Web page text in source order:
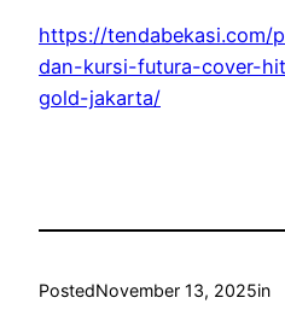
https://tendabekasi.com/
dan-kursi-futura-cover-
gold-jakarta/
PostedNovember 13, 2025in